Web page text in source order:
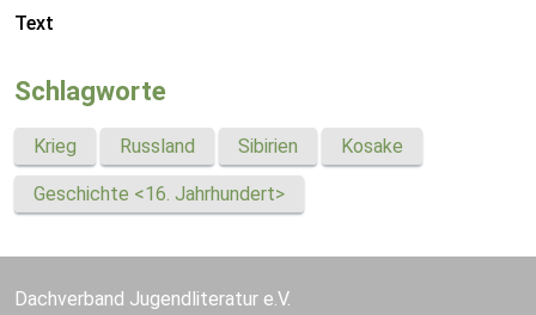
Text
Schlagworte
Krieg Russland Sibirien Kosake
Geschichte <16. Jahrhundert>
Dachverband Jugendliteratur e.V.